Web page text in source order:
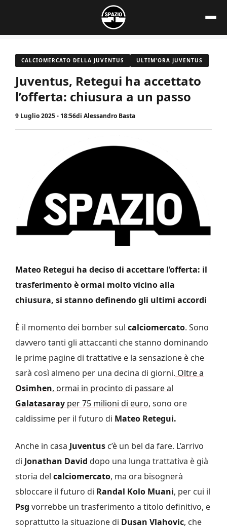
contenuto
CALCIOMERCATO DELLA JUVENTUS ULTIM'ORA JUVENTUS
Juventus, Retegui ha accettato
l’offerta: chiusura a un passo
9 Luglio 2025 - 18:56di Alessandro Basta
Mateo Retegui ha deciso di accettare l’offerta: il
trasferimento è ormai molto vicino alla
chiusura, si stanno definendo gli ultimi accordi
È il momento dei bomber sul calciomercato. Sono
davvero tanti gli attaccanti che stanno dominando
le prime pagine di trattative e la sensazione è che
sarà così almeno per una decina di giorni. Oltre a
Osimhen, ormai in procinto di passare al
Galatasaray per 75 milioni di euro, sono ore
caldissime per il futuro di Mateo Retegui.
Anche in casa Juventus c’è un bel da fare. L’arrivo
di Jonathan David dopo una lunga trattativa è già
storia del calciomercato, ma ora bisognerà
sbloccare il futuro di Randal Kolo Muani, per cui il
Psg vorrebbe un trasferimento a titolo definitivo, e
soprattutto la situazione di Dusan Vlahovic, che